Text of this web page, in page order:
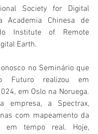
Society for Digital
Academia Chinesa de
Institute of Remote
Earth.
no Seminário que
Futuro realizou em
em Oslo na Noruega.
empresa, a Spectrax,
com mapeamento da
em tempo real. Hoje,